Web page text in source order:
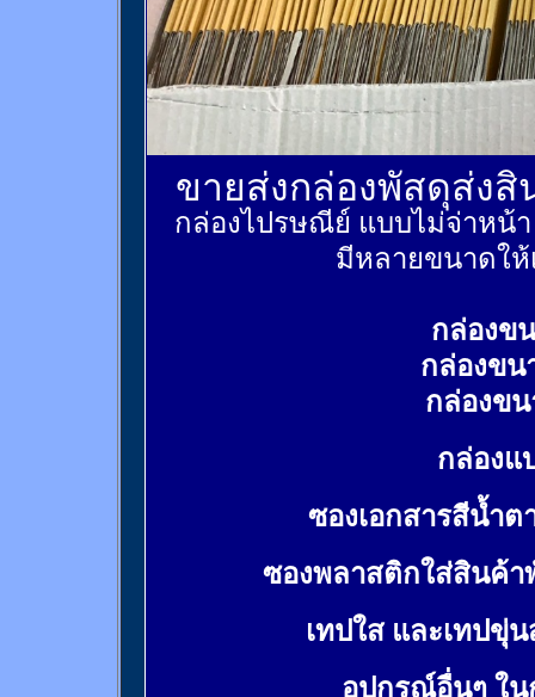
ขายส่งกล่องพัสดุส่ง
กล่องไปรษณีย์ แบบไม่จ่าหน้
มีหลายขนาดให้
กล่องข
กล่องขน
กล่องข
กล่องแ
ซองเอกสารสีน้ำต
ซองพลาสติกใส่สินค้า
เทปใส และเทปขุ่
อุปกรณ์อื่นๆ ใ